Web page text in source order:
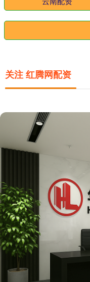
关注 红腾网配资